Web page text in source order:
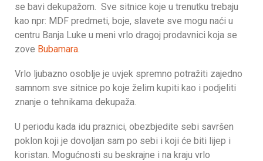
se bavi dekupažom. Sve sitnice koje u trenutku trebaju
kao npr: MDF predmeti, boje, slavete sve mogu naći u
centru Banja Luke u meni vrlo dragoj prodavnici koja se
zove Bubamara.
Vrlo ljubazno osoblje je uvjek spremno potražiti zajedno
samnom sve sitnice po koje želim kupiti kao i podjeliti
znanje o tehnikama dekupaža.
U periodu kada idu praznici, obezbjedite sebi savršen
poklon koji je dovoljan sam po sebi i koji će biti lijep i
koristan. Mogućnosti su beskrajne i na kraju vrlo